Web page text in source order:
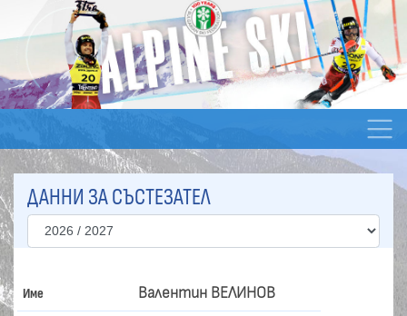
ДАННИ ЗА СЪСТЕЗАТЕЛ
Име Валентин ВЕЛИНОВ